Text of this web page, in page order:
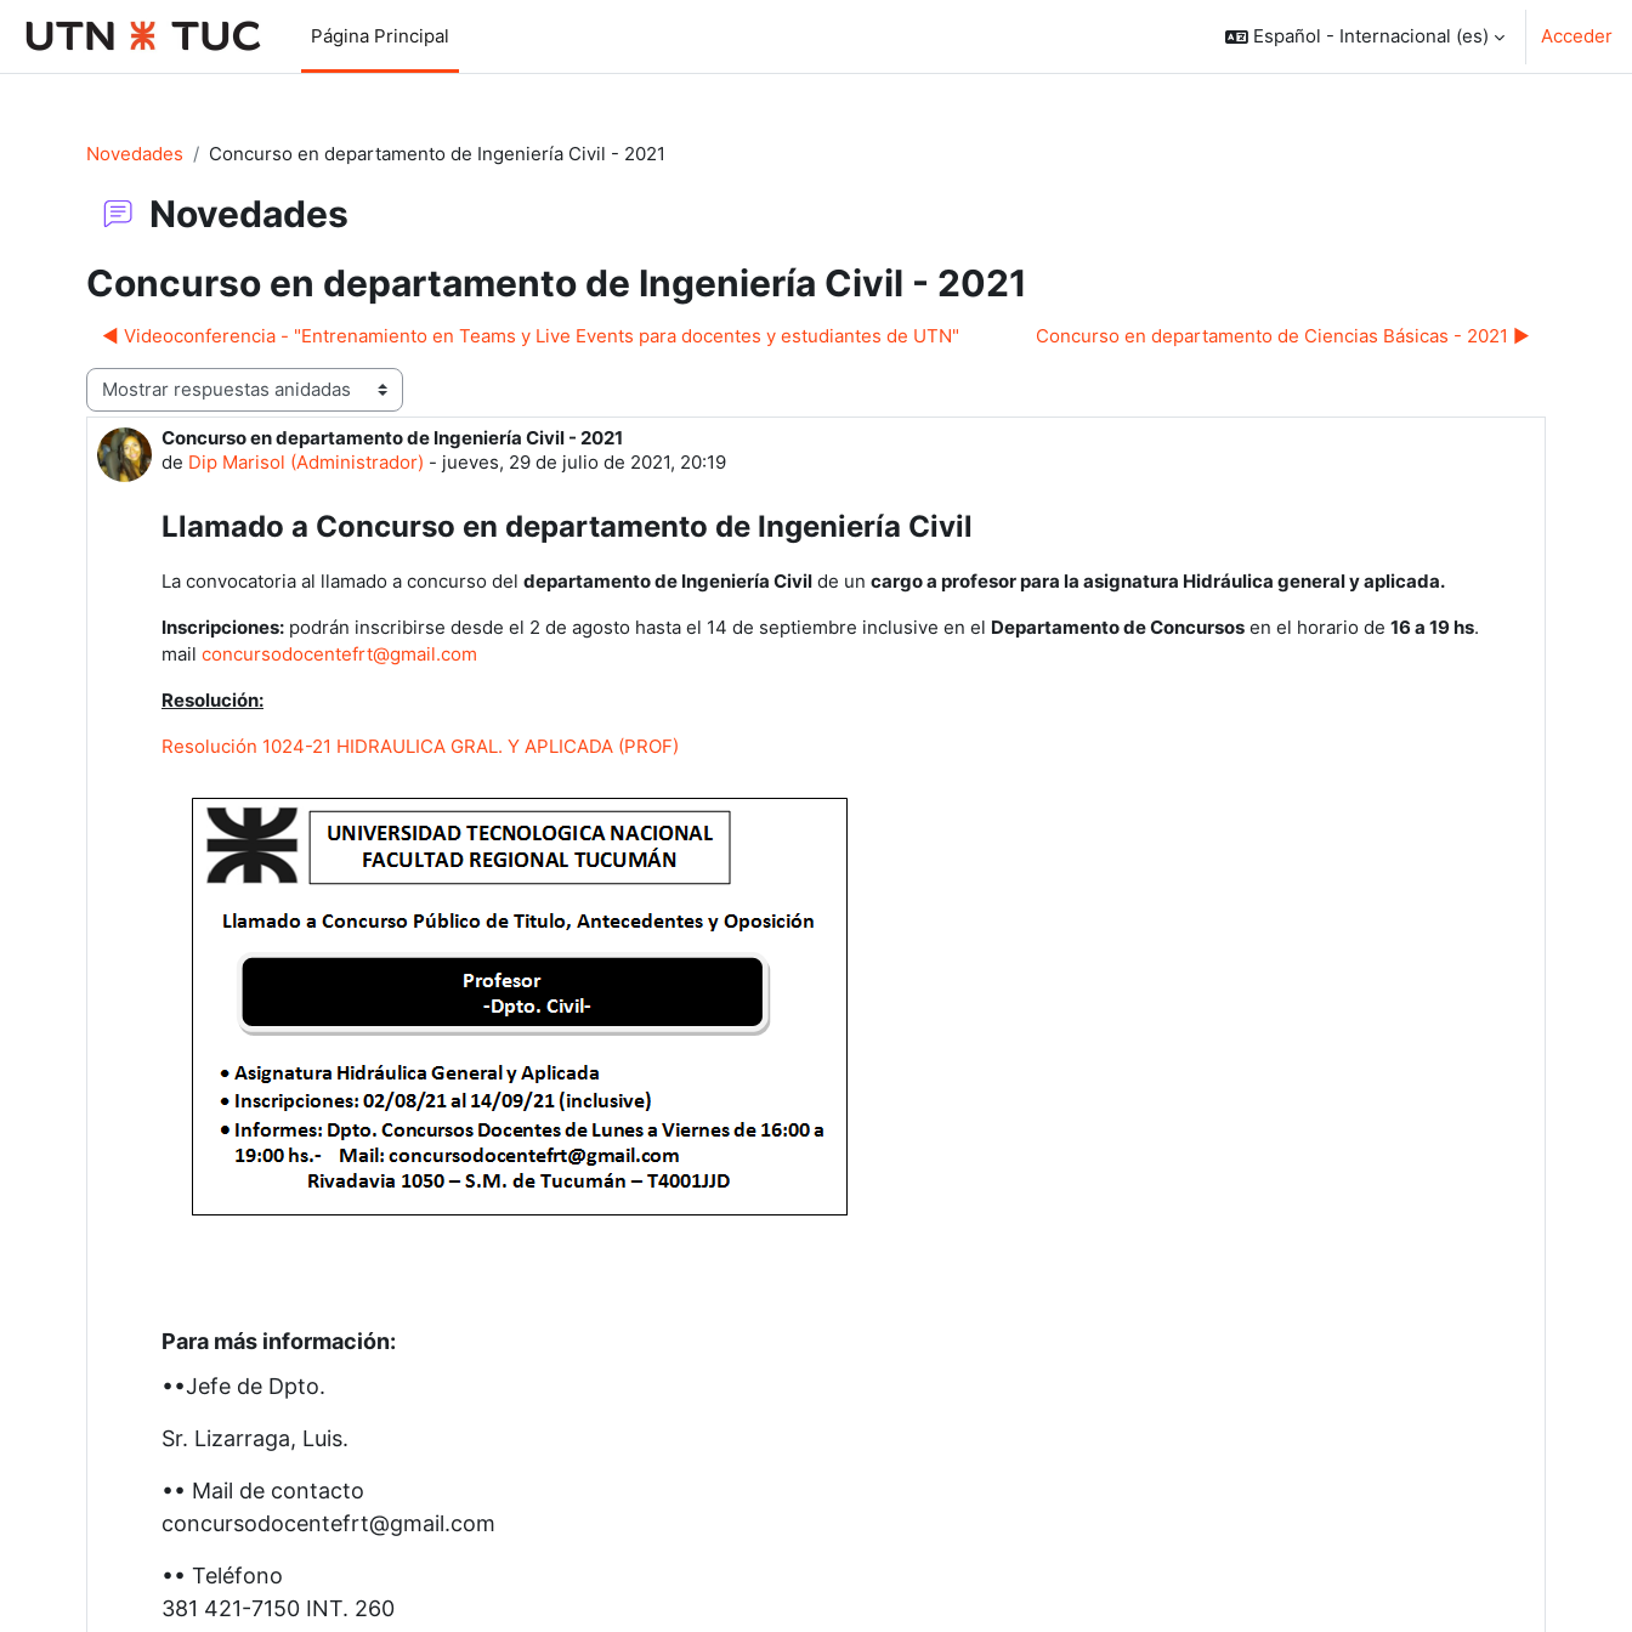
Página Principal
Español - Internacional ‎(es)‎ Acceder
Novedades Concurso en departamento de Ingeniería Civil - 2021
Novedades
Concurso en departamento de Ingeniería Civil - 2021
◀︎ Videoconferencia - "Entrenamiento en Teams y Live Events para docentes y estudiantes de UTN"
Concurso en departamento de Ciencias Básicas - 2021 ▶︎
Mostrar modo
Concurso en departamento de Ingeniería Civil - 2021
de Dip Marisol (Administrador) - jueves, 29 de julio de 2021, 20:19
Número de respuestas: 0
Llamado a Concurso en departamento de Ingeniería Civil
La convocatoria al llamado a concurso del departamento de Ingeniería Civil de un cargo a profesor para la asignatura Hidráulica general y aplicada.
Inscripciones: podrán inscribirse desde el 2 de agosto hasta el 14 de septiembre inclusive en el Departamento de Concursos en el horario de 16 a 19 hs.
mail concursodocentefrt@gmail.com
Resolución:
Resolución 1024-21 HIDRAULICA GRAL. Y APLICADA (PROF)
Para más información:
••Jefe de Dpto.
Sr. Lizarraga, Luis.
•• Mail de contacto
concursodocentefrt@gmail.com
•• Teléfono
381 421-7150 INT. 260